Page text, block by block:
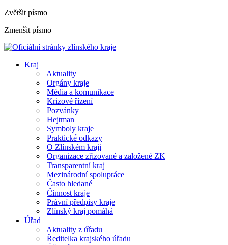
Zvětšit písmo
Zmenšit písmo
Kraj
Aktuality
Orgány kraje
Média a komunikace
Krizové řízení
Pozvánky
Hejtman
Symboly kraje
Praktické odkazy
O Zlínském kraji
Organizace zřizované a založené ZK
Transparentní kraj
Mezinárodní spolupráce
Často hledané
Činnost kraje
Právní předpisy kraje
Zlínský kraj pomáhá
Úřad
Aktuality z úřadu
Ředitelka krajského úřadu